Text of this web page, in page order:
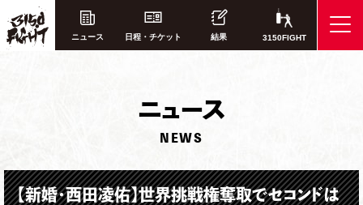
ニュース 日程・チケット 結果 3150FIGHT
ニュース
NEWS
【新婚・西田凌佑】世界挑戦権奪取でセコンドは